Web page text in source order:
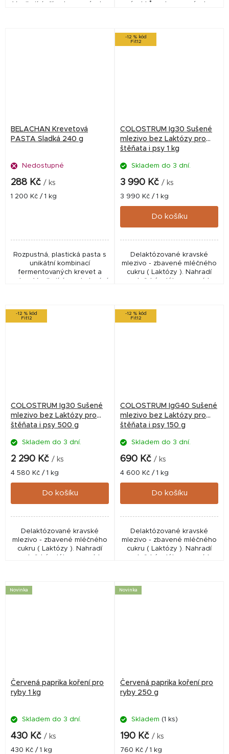
Vynikající přísada pro výrobu
výrobků, nebo pro výrobu
BELACHAN Krevetová
PASTA Sladká 240 g
Nedostupné
288 Kč / ks
Měrná
1 200 Kč / 1 kg
Rozpustná, plastická pasta s
unikátní kombinací
fermentovaných krevet a
cukru. Vynikající na obalování
-12 % kód
Fit12
COLOSTRUM Ig30 Sušené
mlezivo bez Laktózy pro
štěňata i psy 1 kg
Skladem do 3 dní.
3 990 Kč / ks
Měrná
cena:
3 990 Kč / 1 kg
Do košíku
Delaktózované kravské
mlezivo - zbavené mléčného
cukru ( Laktózy ). Nahradí
mateřské mléko v prvních
-12 % kód
Fit12
COLOSTRUM Ig30 Sušené
mlezivo bez Laktózy pro
štěňata i psy 500 g
Skladem do 3 dní.
2 290 Kč / ks
Měrná
cena:
4 580 Kč / 1 kg
Do košíku
Delaktózované kravské
mlezivo - zbavené mléčného
cukru ( Laktózy ). Nahradí
-12 % kód
Fit12
COLOSTRUM IgG40 Sušené
mlezivo bez Laktózy pro
štěňata i psy 150 g
Skladem do 3 dní.
690 Kč / ks
Měrná
cena:
4 600 Kč / 1 kg
Do košíku
Delaktózované kravské
mlezivo - zbavené mléčného
cukru ( Laktózy ). Nahradí
Novinka
Červená paprika koření pro
ryby 1 kg
Skladem do 3 dní.
430 Kč / ks
Měrná
430 Kč / 1 kg
Novinka
Červená paprika koření pro
ryby 250 g
Skladem (1 ks)
190 Kč / ks
Měrná
760 Kč / 1 kg